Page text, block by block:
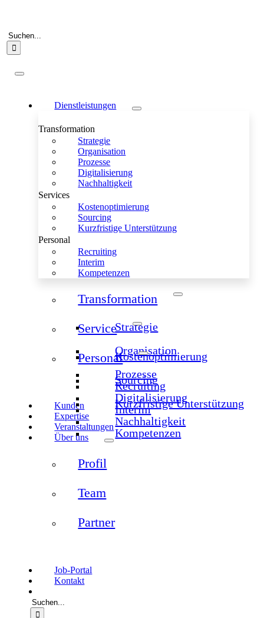
springen
Suche
nach:
Toggle
Dienstleistungen
Transformation
Strategie
Organisation
Prozesse
Digitalisierung
Nachhaltigkeit
Services
Kostenoptimierung
Sourcing
Kurzfristige Unterstützung
Personal
Recruiting
Interim
Kompetenzen
Transformation
Strategie
Organisation
Prozesse
Digitalisierung
Nachhaltigkeit
Service
Kostenoptimierung
Sourcing
Kurzfristige Unterstützung
Personal
Recruiting
Interim
Kompetenzen
Kunden
Expertise
Veranstaltungen
Über uns
Profil
Team
Partner
Job-Portal
Kontakt
Suche
nach: